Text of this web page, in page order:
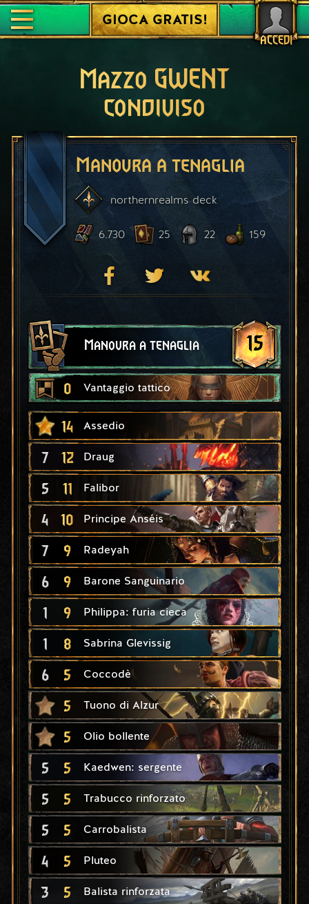
ACCEDI
GIOCA GRATIS!
Mazzo GWENT
condiviso
Manovra a tenaglia
northernrealmsdeck
6.730 25 22 159
Manovra a tenaglia 15
0 Vantaggio tattico
14 Assedio
7 12 Draug
5 11 Falibor
4 10 Principe Anséis
7 9 Radeyah
6 9 Barone Sanguinario
1 9 Philippa: furia cieca
1 8 Sabrina Glevissig
6 5 Coccodè
5 Tuono di Alzur
5 Olio bollente
5 5 Kaedwen: sergente
5 5 Trabucco rinforzato
5 5 Carrobalista
4 5 Pluteo
3 5 Balista rinforzata